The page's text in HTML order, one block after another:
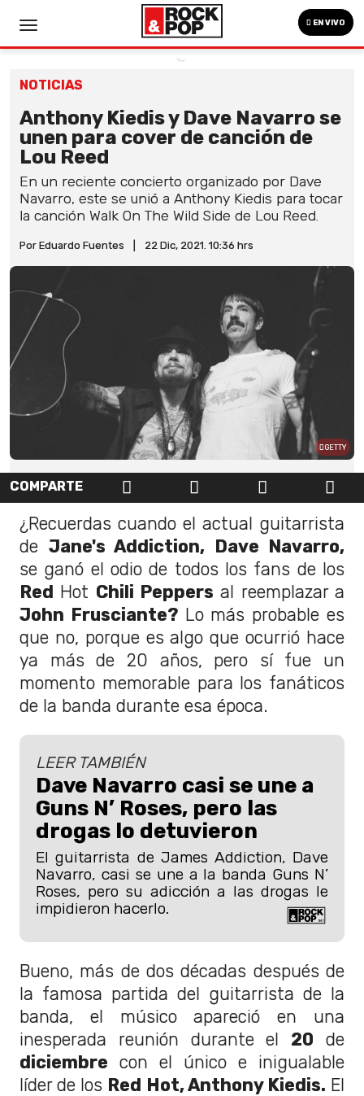
EN VIVO
NOTICIAS
Anthony Kiedis y Dave Navarro se
unen para cover de canción de
Lou Reed
En un reciente concierto organizado por Dave
Navarro, este se unió a Anthony Kiedis para tocar
la canción Walk On The Wild Side de Lou Reed.
Por Eduardo Fuentes 22 Dic, 2021. 10:36 hrs
GETTY
COMPARTE
¿Recuerdas cuando el actual guitarrista
de Jane's Addiction, Dave Navarro,
se ganó el odio de todos los fans de los
Red Hot Chili Peppers al reemplazar a
John Frusciante?Lo más probable es
que no, porque es algo que ocurrió hace
ya más de 20 años, pero sí fue un
momento memorable para los fanáticos
de la banda durante esa época.
LEER TAMBIÉN
Dave Navarro casi se une a
Guns N’ Roses, pero las
drogas lo detuvieron
El guitarrista de James Addiction, Dave
Navarro, casi se une a la banda Guns N’
Roses, pero su adicción a las drogas le
impidieron hacerlo.
Bueno, más de dos décadas después de
la famosa partida del guitarrista de la
banda, el músico apareció en una
inesperada reunión durante el 20 de
diciembre con el único e inigualable
líder de los Red Hot, Anthony Kiedis. El